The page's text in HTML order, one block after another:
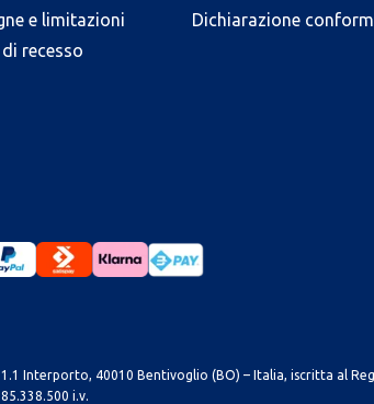
e limitazioni
recesso
Dichiarazione
Interporto, 40010 Bentivoglio (BO) – Italia, iscritta al
i.v.